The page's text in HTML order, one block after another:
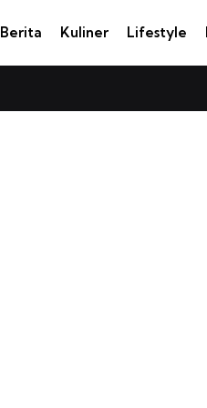
Berita Kuliner Lifestyle